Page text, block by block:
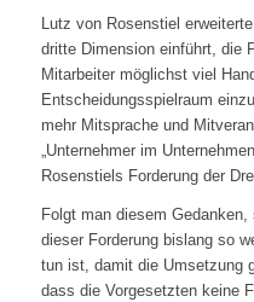
Lutz von Rosenstiel
dritte Dimension einführt, die
Mitarbeiter möglichst viel
Entscheidungsspielraum
mehr Mitsprache und
„Unternehmer im
Rosenstiels Forderung der
Folgt man diesem
dieser Forderung bislang so
tun ist, damit die Umsetzung
dass die Vorgesetzten keine